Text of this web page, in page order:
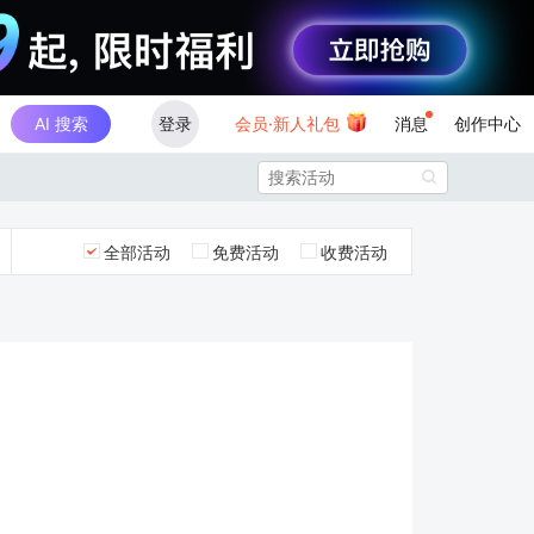
AI 搜索 登录 会员·新人礼包 消息 创作中心

全部活动 免费活动 收费活动